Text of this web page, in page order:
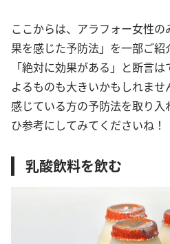
ここからは、アラフォー女性
果を感じた予防法」を一部ご紹
「絶対に効果がある」と断言
よるものも大きいかもしれま
感じている方の予防法を取り
ひ参考にしてみてくださいね！
乳酸飲料を飲む